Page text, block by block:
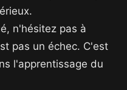
n'hésitez pas à
pas un échec. C'est
l'apprentissage du